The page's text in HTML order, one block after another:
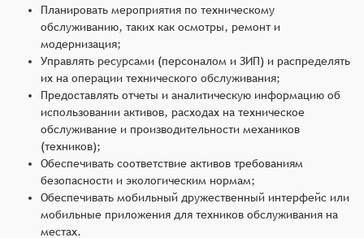
Планировать мероприятия по техническому
обслуживанию, таких как осмотры, ремонт и
модернизация;
Управлять ресурсами (персоналом и ЗИП) и распределять
их на операции технического обслуживания;
Предоставлять отчеты и аналитическую информацию об
использовании активов, расходах на техническое
обслуживание и производительности механиков
(техников);
Обеспечивать соответствие активов требованиям
безопасности и экологическим нормам;
Обеспечивать мобильный дружественный интерфейс или
мобильные приложения для техников обслуживания на
местах.